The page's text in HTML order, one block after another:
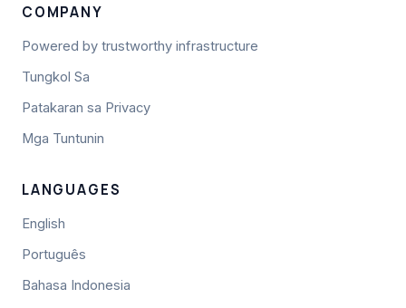
COMPANY
Powered by trustworthy infrastructure
Tungkol Sa
Patakaran sa Privacy
Mga Tuntunin
LANGUAGES
English
Português
Bahasa Indonesia